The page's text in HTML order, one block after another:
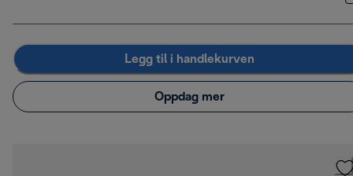
Legg til i handlekurven
Oppdag mer